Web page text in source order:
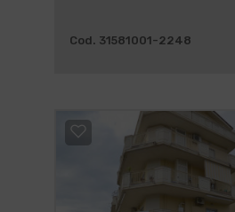
Cod. 31581001-2248